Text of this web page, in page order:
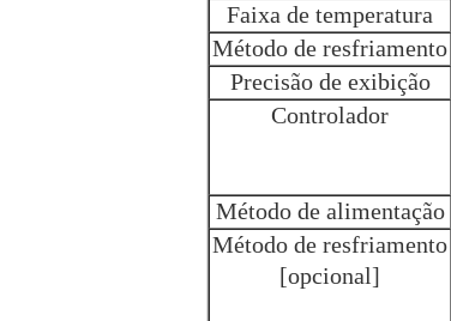
Faixa de temperatura
Método de resfriamento
Precisão de exibição
Controlador
Método de alimentação
Método de resfriamento
[opcional]